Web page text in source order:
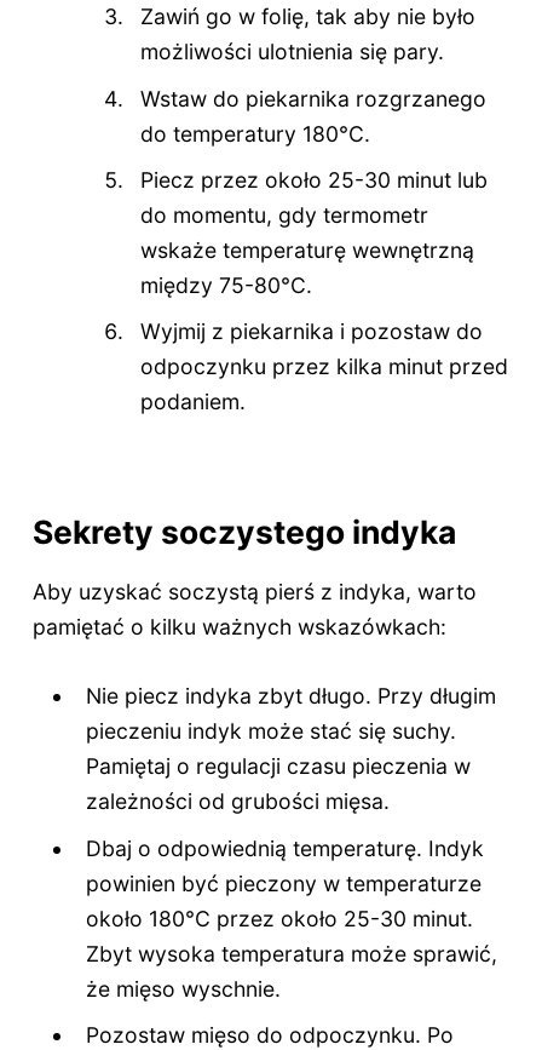
Zawiń go w folię, tak aby nie było
możliwości ulotnienia się pary.
Wstaw do piekarnika rozgrzanego
do temperatury 180°C.
Piecz przez około 25-30 minut lub
do momentu, gdy termometr
wskaże temperaturę wewnętrzną
między 75-80°C.
Wyjmij z piekarnika i pozostaw do
odpoczynku przez kilka minut przed
podaniem.
Sekrety soczystego indyka
Aby uzyskać soczystą pierś z indyka, warto
pamiętać o kilku ważnych wskazówkach:
Nie piecz indyka zbyt długo. Przy długim
pieczeniu indyk może stać się suchy.
Pamiętaj o regulacji czasu pieczenia w
zależności od grubości mięsa.
Dbaj o odpowiednią temperaturę. Indyk
powinien być pieczony w temperaturze
około 180°C przez około 25-30 minut.
Zbyt wysoka temperatura może sprawić,
że mięso wyschnie.
Pozostaw mięso do odpoczynku. Po